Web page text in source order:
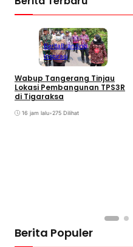
BeritaBranding
Inspirasi
Wabup Tangerang Tinjau
Lokasi Pembangunan TPS3R
di Tigaraksa
16 jam lalu•275 Dilihat
Berita Populer